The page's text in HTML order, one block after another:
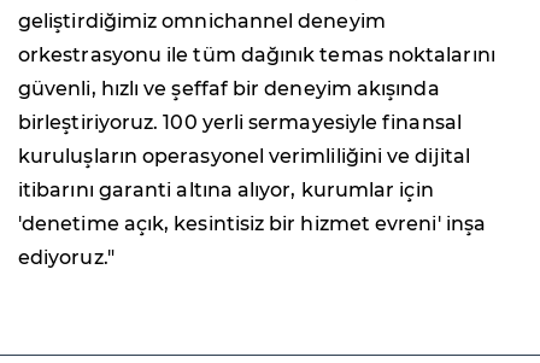
geliştirdiğimiz omnichannel deneyim
orkestrasyonu ile tüm dağınık temas noktalarını
güvenli, hızlı ve şeffaf bir deneyim akışında
birleştiriyoruz. 100 yerli sermayesiyle finansal
kuruluşların operasyonel verimliliğini ve dijital
itibarını garanti altına alıyor, kurumlar için
'denetime açık, kesintisiz bir hizmet evreni' inşa
ediyoruz."